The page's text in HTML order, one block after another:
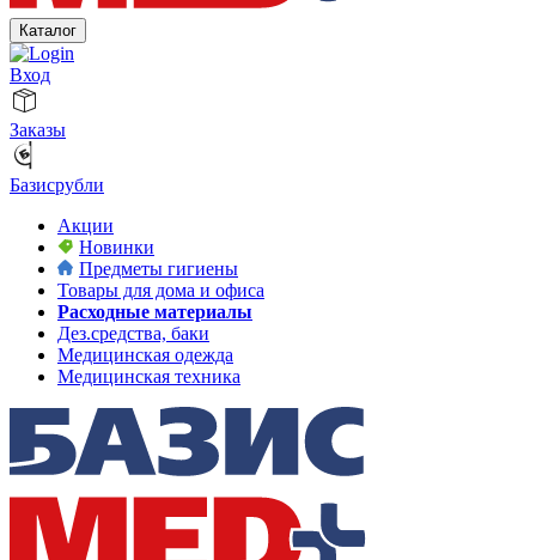
Каталог
Вход
Заказы
Базисрубли
Акции
Новинки
Предметы гигиены
Товары для дома и офиса
Расходные материалы
Дез.средства, баки
Медицинская одежда
Медицинская техника